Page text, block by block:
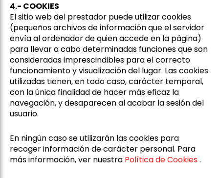
4.- COOKIES
El sitio web del prestador puede utilizar cookies
(pequeños archivos de información que el servidor
envía al ordenador de quien accede en la página)
para llevar a cabo determinadas funciones que son
consideradas imprescindibles para el correcto
funcionamiento y visualización del lugar. Las cookies
utilizadas tienen, en todo caso, carácter temporal,
con la única finalidad de hacer más eficaz la
navegación, y desaparecen al acabar la sesión del
usuario.
En ningún caso se utilizarán las cookies para
recoger información de carácter personal. Para
más información, ver nuestra Política de Cookies.